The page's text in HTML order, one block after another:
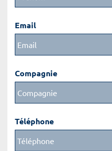
Email
Compagnie
Téléphone